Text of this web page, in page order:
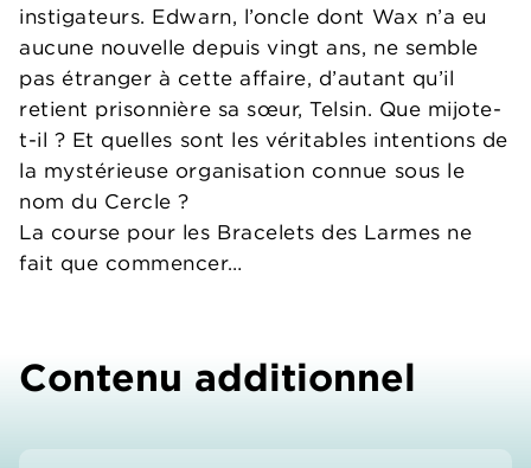
instigateurs. Edwarn, l’oncle dont Wax n’a eu
aucune nouvelle depuis vingt ans, ne semble
pas étranger à cette affaire, d’autant qu’il
retient prisonnière sa sœur, Telsin. Que mijote-
t-il ? Et quelles sont les véritables intentions de
la mystérieuse organisation connue sous le
nom du Cercle ?
La course pour les Bracelets des Larmes ne
fait que commencer…
Contenu additionnel